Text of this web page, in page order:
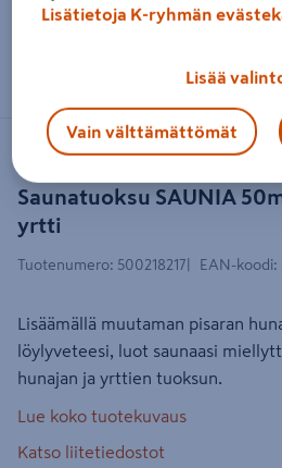
Saunatuoksu SAUNIA
yrtti
SAUNIA
Tuotenumero: 500218217 EAN-koodi:
Lisäämällä muutaman pisaran
löylyveteesi, luot saunaasi
hunajan ja yrttien tuoksun.
Lue koko tuotekuvaus
Katso liitetiedostot
Lisätietoja K-ryhmän
Lisää
Vain välttämättömät